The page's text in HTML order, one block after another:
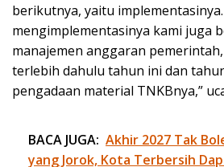
berikutnya, yaitu
mengimplementasinya kami juga
manajemen anggaran
terlebih dahulu tahun ini dan
pengadaan material TNKBnya,”
BACA JUGA: Akhir 2027 Tak
yang Jorok, Kota Terbersih